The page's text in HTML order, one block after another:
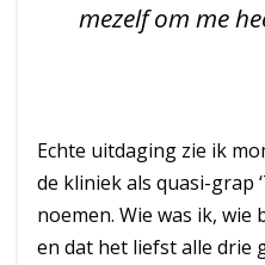
mezelf om me
Echte uitdaging zie ik
de kliniek als quasi-grap
noemen. Wie was ik, wie
en dat het liefst alle drie